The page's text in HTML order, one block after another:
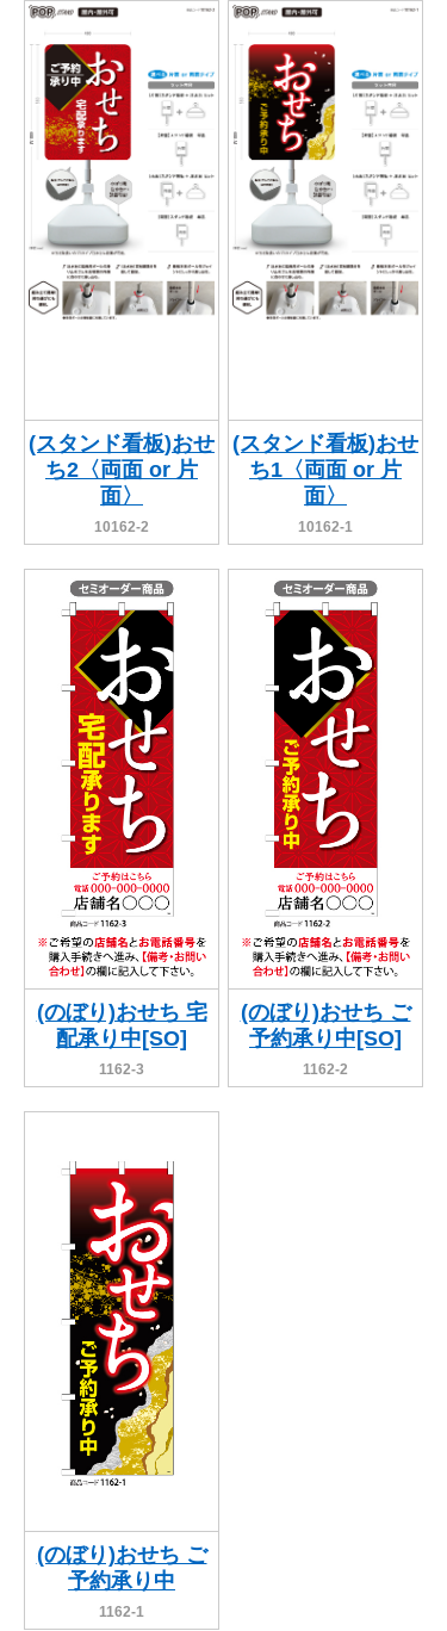
関連アイテムを見る
ORIGINAL ORDER
オリジナルオーダーについて
(スタンド看板)おせ
ち2〈両面 or 片
面〉
10162-2
(スタンド看板)おせ
ち1〈両面 or 片
面〉
10162-1
(のぼり)おせち 宅
配承り中[SO]
1162-3
(のぼり)おせち ご
予約承り中[SO]
1162-2
(のぼり)おせち ご
予約承り中
1162-1